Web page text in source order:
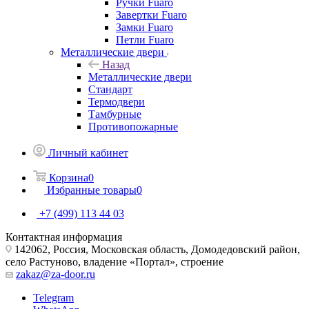
Ручки Fuaro
Завертки Fuaro
Замки Fuaro
Петли Fuaro
Металлические двери
Назад
Металлические двери
Стандарт
Термодвери
Тамбурные
Противопожарные
Личный кабинет
Корзина0
Избранные товары0
+7 (499) 113 44 03
Контактная информация
142062, Россия, Московская область, Домодедовский район,
село Растуново, владение «Портал», строение
zakaz@za-door.ru
Telegram